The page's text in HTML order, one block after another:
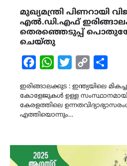
മുഖ്യമന്ത്രി പിണറായി
എൽ.ഡി.എഫ്
തെരഞ്ഞെടുപ്പ്
ചെയ്തു
FacebookWhatsAppTwitterCopy
ഇരിങ്ങാലക്കുട : ഇന്ത്യയിലെ
കോളേജുകൾ ഉള്ള സംസ്ഥാനമായി
കേരളത്തിലെ
എത്തിയൊന്നും…